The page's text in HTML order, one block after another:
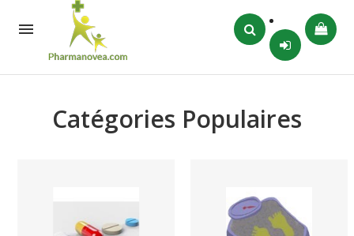

Catégories Populaires